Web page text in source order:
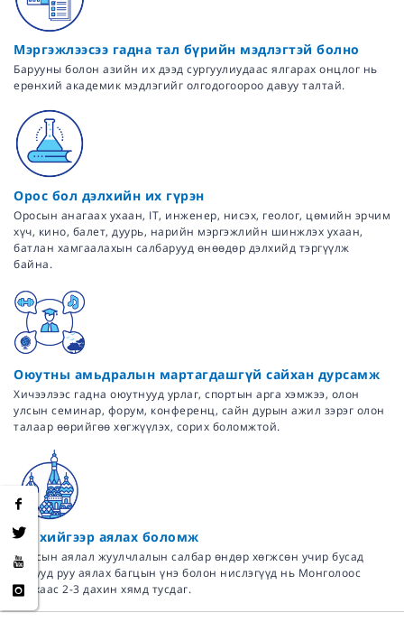
Мэргэжлээсээ гадна тал бүрийн мэдлэгтэй болно
Барууны болон азийн их дээд сургуулиудаас ялгарах онцлог нь
ерөнхий академик мэдлэгийг олгодогоороо давуу талтай.
Орос бол дэлхийн их гүрэн
Оросын анагаах ухаан, IT, инженер, нисэх, геолог, цөмийн эрчим
хүч, кино, балет, дуурь, нарийн мэргэжлийн шинжлэх ухаан,
батлан хамгаалахын салбарууд өнөөдөр дэлхийд тэргүүлж
байна.
Оюутны амьдралын мартагдашгүй сайхан дурсамж
Хичээлээс гадна оюутнууд урлаг, спортын арга хэмжээ, олон
улсын семинар, форум, конференц, сайн дурын ажил зэрэг олон
талаар өөрийгөө хөгжүүлэх, сорих боломжтой.
Дэлхийгээр аялах боломж
Оросын аялал жуулчлалын салбар өндөр хөгжсөн учир бусад
орнууд руу аялах багцын үнэ болон нислэгүүд нь Монголоос
явахаас 2-3 дахин хямд тусдаг.